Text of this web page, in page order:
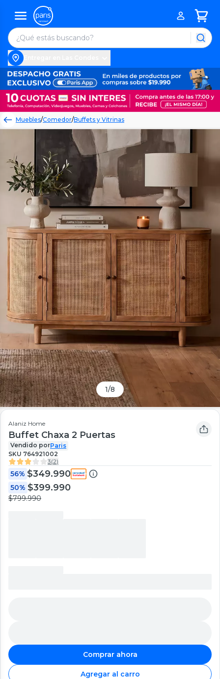
Muebles/Comedor/Buffets y Vitrinas
1/8
Alaniz Home
Buffet Chaxa 2 Puertas
Vendido porParis
SKU 764921002
3(2)
56% $349.990
50% $399.990
$799.990
Comprar ahora
Agregar al carro